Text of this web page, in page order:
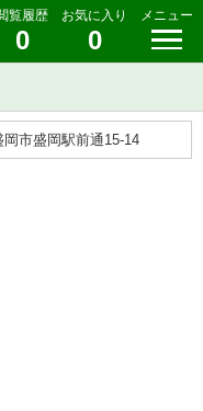
覧履歴
0
お気に入り
0
メニュー
岡市盛岡駅前通15-14